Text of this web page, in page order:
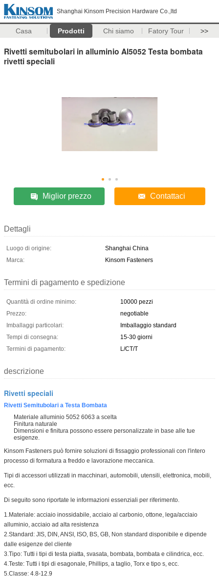
Shanghai Kinsom Precision Hardware Co.,ltd
Casa Prodotti Chi siamo Fatory Tour >>
Rivetti semitubolari in alluminio Al5052 Testa bombata
rivetti speciali
Miglior prezzo Contattaci
Dettagli
Luogo di origine:
Shanghai China
Marca:
Kinsom Fasteners
Termini di pagamento e spedizione
Quantità di ordine minimo:
10000 pezzi
Prezzo:
negotiable
Imballaggi particolari:
Imballaggio standard
Tempi di consegna:
15-30 giorni
Termini di pagamento:
L/CT/T
descrizione
Rivetti speciali
Rivetti Semitubolari a Testa Bombata
Materiale alluminio 5052 6063 a scelta
Finitura naturale
Dimensioni e finitura possono essere personalizzate in base alle tue
esigenze.
Kinsom Fasteners può fornire soluzioni di fissaggio professionali con l'intero
processo di formatura a freddo e lavorazione meccanica.
Tipi di accessori utilizzati in macchinari, automobili, utensili, elettronica, mobili,
ecc.
Di seguito sono riportate le informazioni essenziali per riferimento.
1.Materiale: acciaio inossidabile, acciaio al carbonio, ottone, lega/acciaio
alluminio, acciaio ad alta resistenza
2.Standard: JIS, DIN, ANSI, ISO, BS, GB, Non standard disponibile e dipende
dalle esigenze del cliente
3.Tipo: Tutti i tipi di testa piatta, svasata, bombata, bombata e cilindrica, ecc.
4.Teste: Tutti i tipi di esagonale, Phillips, a taglio, Torx e tipo s, ecc.
5.Classe: 4.8-12.9